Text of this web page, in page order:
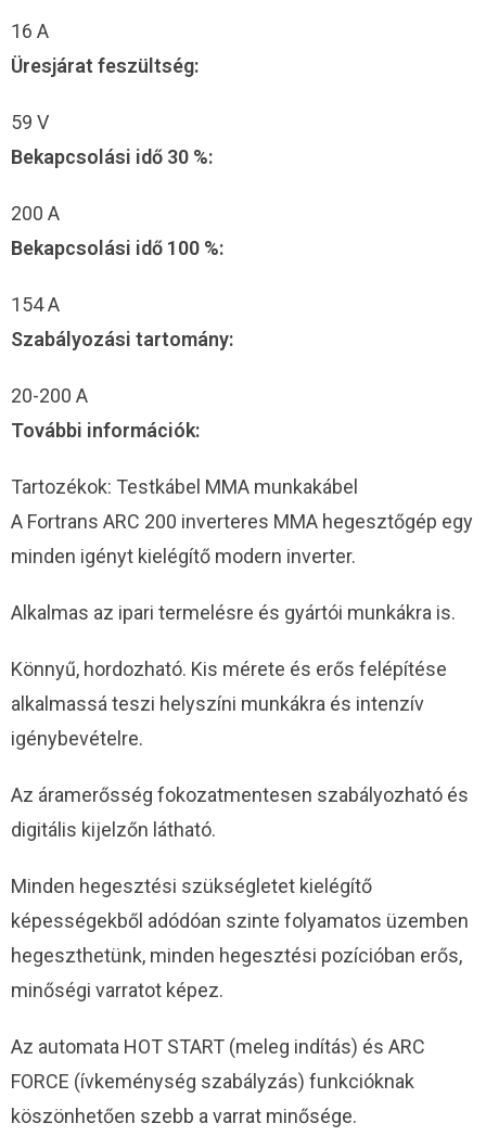
16 A
Üresjárat feszültség:
59 V
Bekapcsolási idő 30 %:
200 A
Bekapcsolási idő 100 %:
154 A
Szabályozási tartomány:
20-200 A
További információk:
Tartozékok: Testkábel MMA munkakábel
A Fortrans ARC 200 inverteres MMA hegesztőgép egy
minden igényt kielégítő modern inverter.
Alkalmas az ipari termelésre és gyártói munkákra is.
Könnyű, hordozható. Kis mérete és erős felépítése
alkalmassá teszi helyszíni munkákra és intenzív
igénybevételre.
Az áramerősség fokozatmentesen szabályozható és
digitális kijelzőn látható.
Minden hegesztési szükségletet kielégítő
képességekből adódóan szinte folyamatos üzemben
hegeszthetünk, minden hegesztési pozícióban erős,
minőségi varratot képez.
Az automata HOT START (meleg indítás) és ARC
FORCE (ívkeménység szabályzás) funkcióknak
köszönhetően szebb a varrat minősége.